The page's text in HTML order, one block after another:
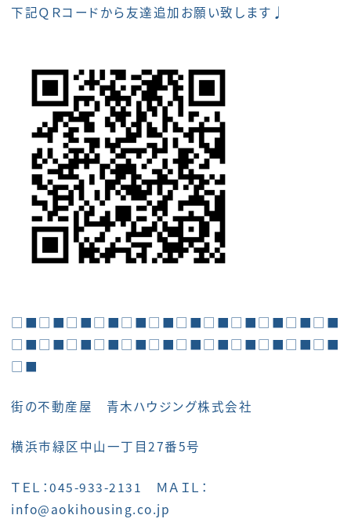
下記ＱＲコードから友達追加お願い致します♩
□■□■□■□■□■□■□■□■□■□■□■□■
□■□■□■□■□■□■□■□■□■□■□■□■
□■
街の不動産屋 青木ハウジング株式会社
横浜市緑区中山一丁目27番5号
ＴＥＬ：045-933-2131 ＭＡＩＬ：
info@aokihousing.co.jp